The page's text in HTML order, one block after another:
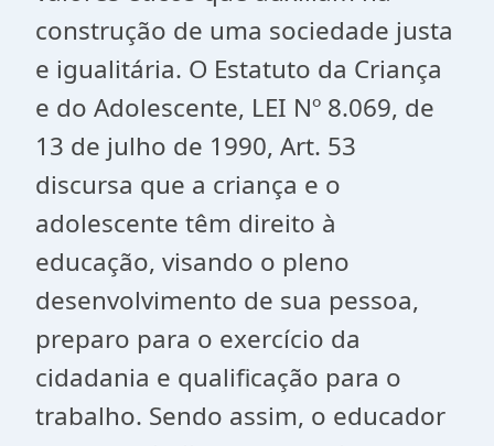
construção de uma sociedade justa
e igualitária. O Estatuto da Criança
e do Adolescente, LEI Nº 8.069, de
13 de julho de 1990, Art. 53
discursa que a criança e o
adolescente têm direito à
educação, visando o pleno
desenvolvimento de sua pessoa,
preparo para o exercício da
cidadania e qualificação para o
trabalho. Sendo assim, o educador